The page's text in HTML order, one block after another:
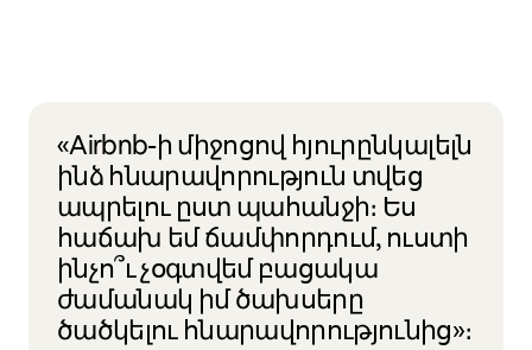
«Airbnb-ի միջոցով հյուրընկալելն
ինձ հնարավորություն տվեց
ապրելու ըստ պահանջի։ Ես
հաճախ եմ ճամփորդում, ուստի
ինչո՞ւ չօգտվեմ բացակա
ժամանակ իմ ծախսերը
ծածկելու հնարավորությունից»։